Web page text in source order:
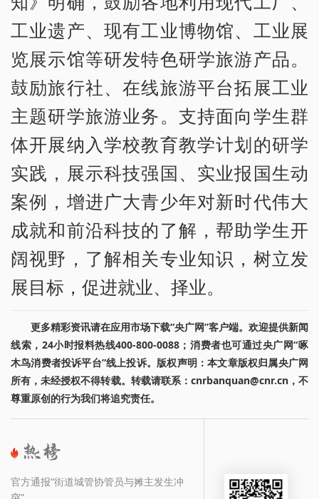
工业遗产、现有工业博物馆、工业展
览展示馆等研发特色研学旅游产品。
鼓励旅行社、在线旅游平台拓展工业
主题研学旅游业务。支持面向学生群
体开展纳入学校教育教学计划的研学
实践，展示科技强国、实业报国生动
案例，增进广大青少年对新时代伟大
成就和前沿科技的了解，帮助学生开
阔视野，了解相关专业知识，树立发
展目标，促进就业、择业。
更多精彩资讯请在应用市场下载“央广网”客户端。欢迎提供新闻
线索，24小时报料热线400-800-0088；消费者也可通过央广网“啄
木鸟消费者投诉平台”线上投诉。版权声明：本文章版权归属央广网
所有，未经授权不得转载。转载请联系：cnrbanquan@cnr.cn，不
尊重原创的行为我们将追究责任。
官方通报“街道城管协管员与摊主发生冲